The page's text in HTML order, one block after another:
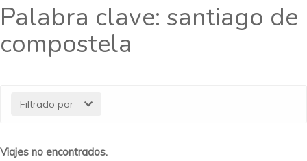
Palabra clave: santiago de
compostela
Filtrado por
Viajes no encontrados.